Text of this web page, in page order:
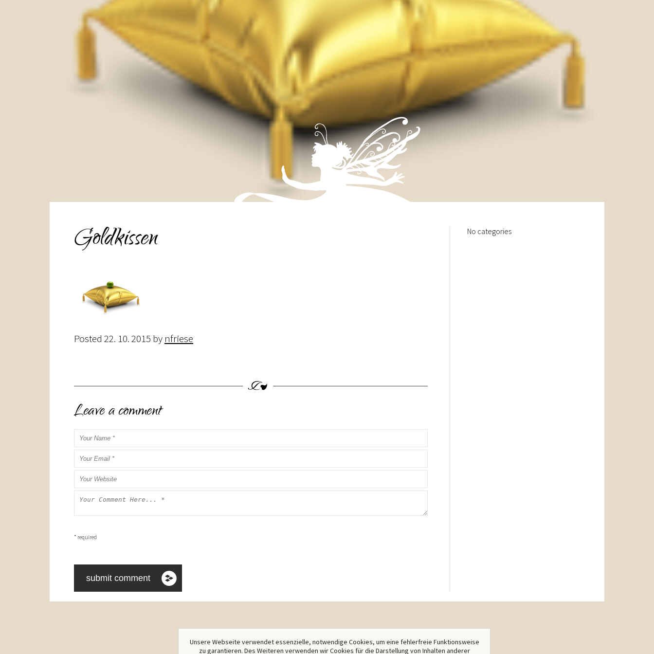
Goldkissen
Posted 22. 10. 2015 by nfriese
Leave a comment
* required
No categories
Unsere Webseite verwendet essenzielle, notwendige Cookies, um eine fehlerfreie Funktionsweise
zu garantieren. Des Weiteren verwenden wir Cookies für die Darstellung von Inhalten anderer